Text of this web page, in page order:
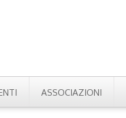
ASSOCIAZIONI